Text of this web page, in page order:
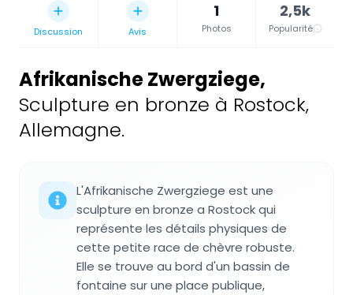
Discussion Avis
1
Photos
2,5k
Popularité
Afrikanische Zwergziege,
Sculpture en bronze à Rostock,
Allemagne.
L'Afrikanische Zwergziege est une
sculpture en bronze a Rostock qui
représente les détails physiques de
cette petite race de chèvre robuste.
Elle se trouve au bord d'un bassin de
fontaine sur une place publique,